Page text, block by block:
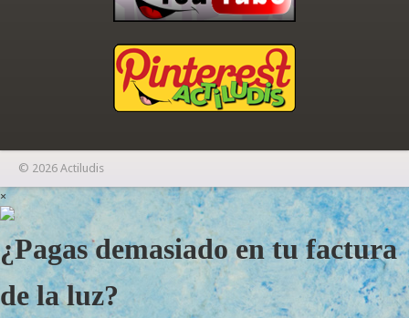
© 2026 Actiludis
×
¿Pagas demasiado en tu factura
de la luz?